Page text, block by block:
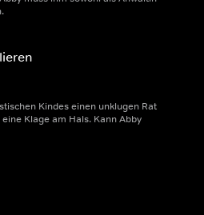
Kindes einen unklugen Rat
Klage am Hals. Kann Abby